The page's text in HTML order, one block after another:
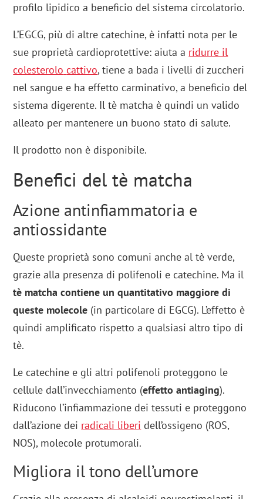
profilo lipidico a beneficio del sistema circolatorio.
L’EGCG, più di altre catechine, è infatti nota per le
sue proprietà cardioprotettive: aiuta a ridurre il
colesterolo cattivo, tiene a bada i livelli di zuccheri
nel sangue e ha effetto carminativo, a beneficio del
sistema digerente. Il tè matcha è quindi un valido
alleato per mantenere un buono stato di salute.
Il prodotto non è disponibile.
Benefici del tè matcha
Azione antinfiammatoria e
antiossidante
Queste proprietà sono comuni anche al tè verde,
grazie alla presenza di polifenoli e catechine. Ma il
tè matcha contiene un quantitativo maggiore di
queste molecole (in particolare di EGCG). L’effetto è
quindi amplificato rispetto a qualsiasi altro tipo di
tè.
Le catechine e gli altri polifenoli proteggono le
cellule dall’invecchiamento (effetto antiaging).
Riducono l’infiammazione dei tessuti e proteggono
dall’azione dei radicali liberi dell’ossigeno (ROS,
NOS), molecole protumorali.
Migliora il tono dell’umore